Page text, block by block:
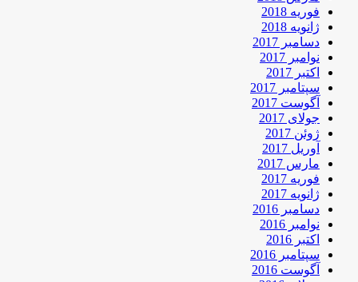
فوریه 2018
ژانویه 2018
دسامبر 2017
نوامبر 2017
اکتبر 2017
سپتامبر 2017
آگوست 2017
جولای 2017
ژوئن 2017
آوریل 2017
مارس 2017
فوریه 2017
ژانویه 2017
دسامبر 2016
نوامبر 2016
اکتبر 2016
سپتامبر 2016
آگوست 2016